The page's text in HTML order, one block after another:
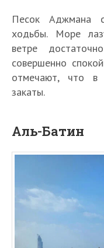
Песок Аджмана
ходьбы. Море
ветре
совершенно
отмечают, что в
закаты.
Аль-Батин